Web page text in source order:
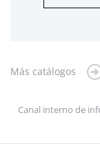
Más catálogos
Canal interno de